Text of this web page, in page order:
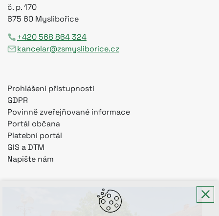
č. p. 170
675 60 Myslibořice
+420 568 864 324
kancelar@zsmysliborice.cz
Prohlášení přístupnosti
GDPR
Povinně zveřejňované informace
Portál občana
Platební portál
GIS a DTM
Napište nám